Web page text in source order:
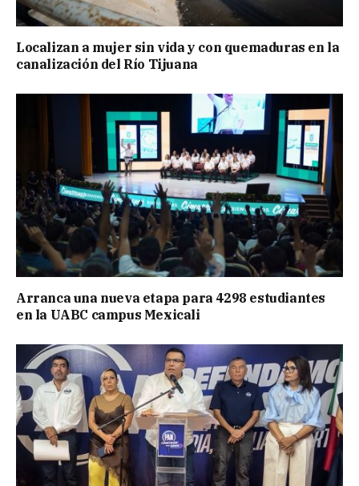
Localizan a mujer sin vida y con quemaduras en la
canalización del Río Tijuana
Arranca una nueva etapa para 4298 estudiantes
en la UABC campus Mexicali